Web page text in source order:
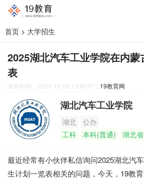
首页 > 大学招生
2025湖北汽车工业学院在内
表
发布时间：2025-12-02 13:40:07 | 19教育网
湖北汽车工业学院
湖北
公办
工科
本科(普通) 湖北
最近经常有小伙伴私信询问2025湖北汽
生计划一览表相关的问题，今天，19教